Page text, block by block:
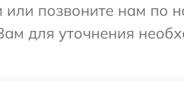
позвоните нам по
для уточнения